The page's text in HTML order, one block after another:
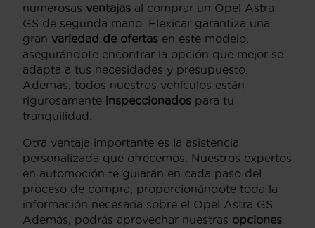
numerosas ventajas al comprar un Opel Astra
GS de segunda mano. Flexicar garantiza una
gran variedad de ofertas en este modelo,
asegurándote encontrar la opción que mejor se
adapta a tus necesidades y presupuesto.
Además, todos nuestros vehículos están
rigurosamente inspeccionados para tu
tranquilidad.
Otra ventaja importante es la asistencia
personalizada que ofrecemos. Nuestros expertos
en automoción te guiarán en cada paso del
proceso de compra, proporcionándote toda la
información necesaria sobre el Opel Astra GS.
Además, podrás aprovechar nuestras opciones